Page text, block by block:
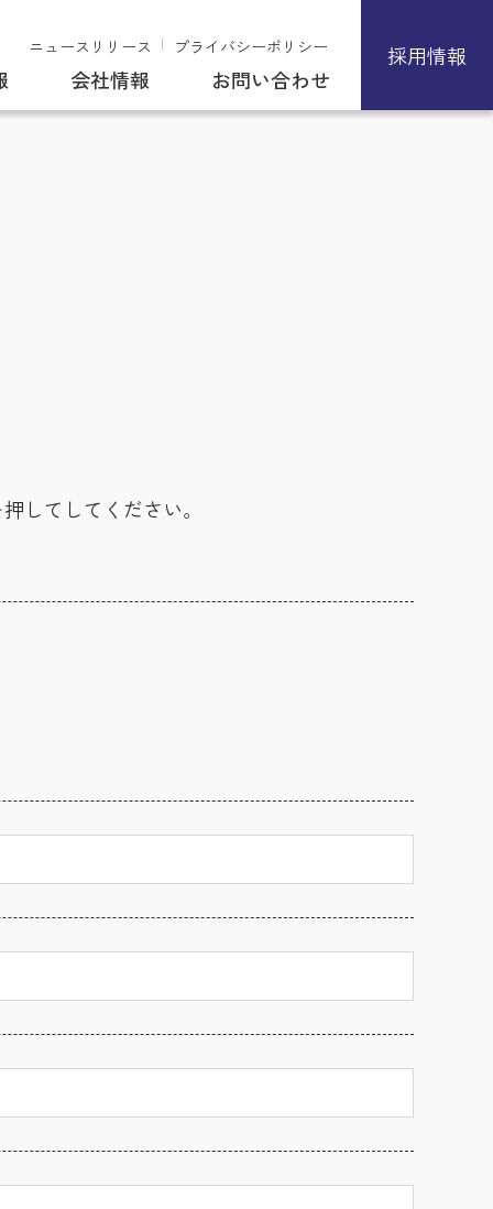
ニュースリリース プライバシーポリシー
会社情報 お問い合わせ
採用情報
してしてください。